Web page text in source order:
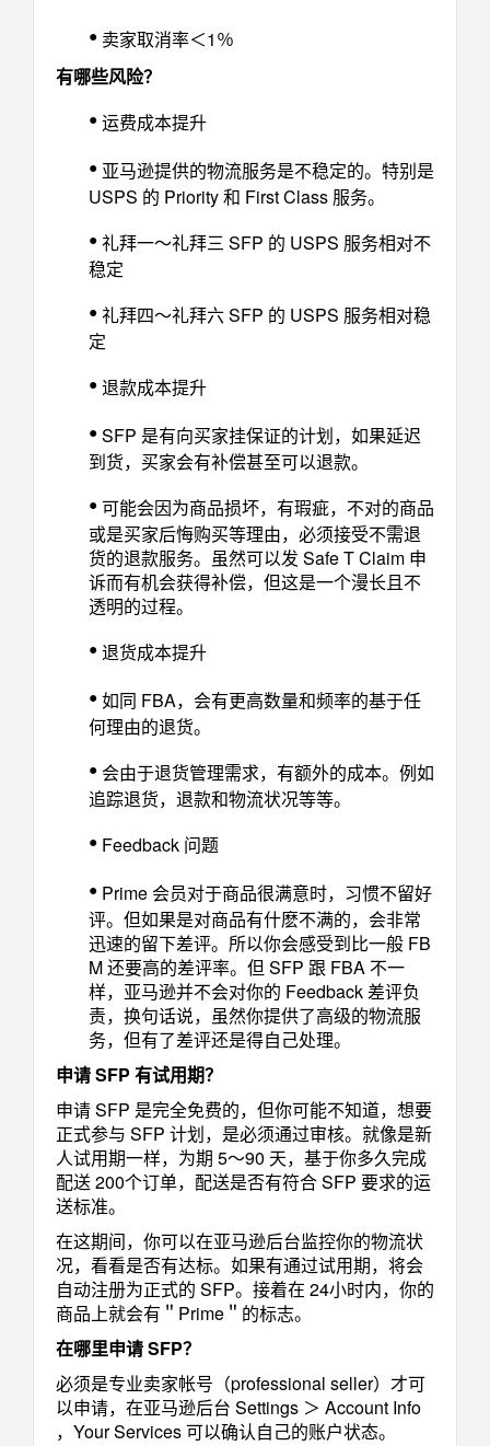
• 卖家取消率＜1％
有哪些风险？
•运费成本提升
• 亚马逊提供的物流服务是不稳定的。特别是
USPS 的 Priority 和 First Class 服务。
•礼拜一～礼拜三 SFP 的 USPS 服务相对不
稳定
•礼拜四～礼拜六 SFP 的 USPS 服务相对稳
定
•退款成本提升
•SFP 是有向买家挂保证的计划，如果延迟
到货，买家会有补偿甚至可以退款。
•可能会因为商品损坏，有瑕疵，不对的商品
或是买家后悔购买等理由，必须接受不需退
货的退款服务。虽然可以发 Safe T Claim 申
诉而有机会获得补偿，但这是一个漫长且不
透明的过程。
•退货成本提升
•如同 FBA，会有更高数量和频率的基于任
何理由的退货。
• 会由于退货管理需求，有额外的成本。例如
追踪退货，退款和物流状况等等。
• Feedback 问题
• Prime 会员对于商品很满意时，习惯不留好
评。但如果是对商品有什麽不满的，会非常
迅速的留下差评。所以你会感受到比一般 FB
M 还要高的差评率。但 SFP 跟 FBA 不一
样，亚马逊并不会对你的 Feedback 差评负
责，换句话说，虽然你提供了高级的物流服
务，但有了差评还是得自己处理。
申请 SFP 有试用期？
申请 SFP 是完全免费的，但你可能不知道，想要
正式参与 SFP 计划，是必须通过审核。就像是新
人试用期一样，为期 5～90 天，基于你多久完成
配送 200个订单，配送是否有符合 SFP 要求的运
送标准。
在这期间，你可以在亚马逊后台监控你的物流状
况，看看是否有达标。如果有通过试用期，将会
自动注册为正式的 SFP。接着在 24小时内，你的
商品上就会有＂Prime＂的标志。
在哪里申请 SFP？
必须是专业卖家帐号（professional seller）才可
以申请，在亚马逊后台 Settings ＞ Account Info
，Your Services 可以确认自己的账户状态。